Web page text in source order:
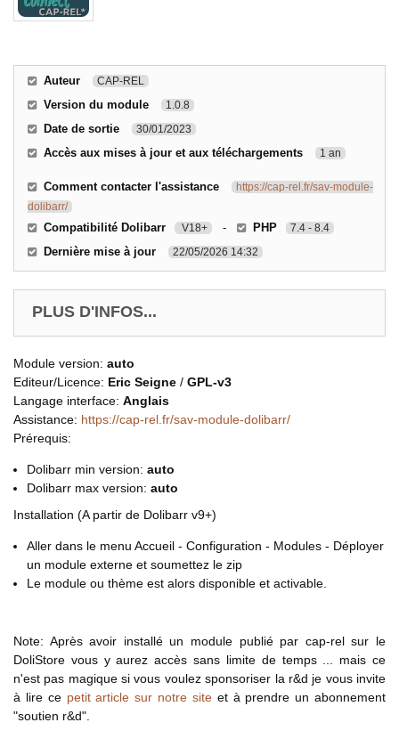
Auteur CAP-REL
Version du module 1.0.8
Date de sortie 30/01/2023
Accès aux mises à jour et aux téléchargements 1 an
Comment contacter l'assistance
https://cap-rel.fr/sav-module-
dolibarr/
Compatibilité Dolibarr V18+ - PHP 7.4 - 8.4
Dernière mise à jour 22/05/2026 14:32
PLUS D'INFOS...
Module version: auto
Editeur/Licence: Eric Seigne / GPL-v3
Langage interface: Anglais
Assistance: https://cap-rel.fr/sav-module-dolibarr/
Prérequis:
Dolibarr min version: auto
Dolibarr max version: auto
Installation (A partir de Dolibarr v9+)
Aller dans le menu Accueil - Configuration - Modules - Déployer
un module externe et soumettez le zip
Le module ou thème est alors disponible et activable.
Note: Après avoir installé un module publié par cap-rel sur le
DoliStore vous y aurez accès sans limite de temps ... mais ce
n'est pas magique si vous voulez sponsoriser la r&d je vous invite
à lire ce petit article sur notre siteet à prendre un abonnement
"soutien r&d".